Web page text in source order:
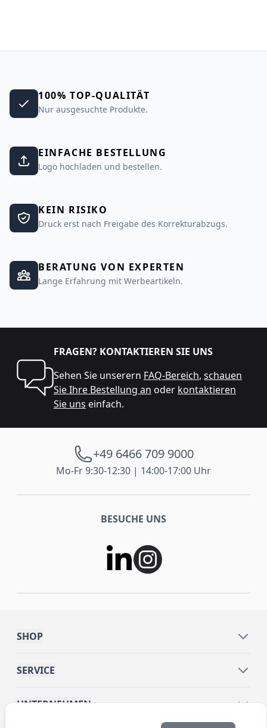
100% TOP-QUALITÄT
Nur ausgesuchte Produkte.
EINFACHE BESTELLUNG
Logo hochladen und bestellen.
KEIN RISIKO
Druck erst nach Freigabe des Korrekturabzugs.
BERATUNG VON EXPERTEN
Lange Erfahrung mit Werbeartikeln.
FRAGEN? KONTAKTIEREN SIE UNS
Sehen Sie unserern FAQ-Bereich, schauen
Sie Ihre Bestellung an oder kontaktieren
Sie uns einfach.
+49 6466 709 9000
Mo-Fr 9:30-12:30 | 14:00-17:00 Uhr
BESUCHE UNS
SHOP
SERVICE
UNTERNEHMEN